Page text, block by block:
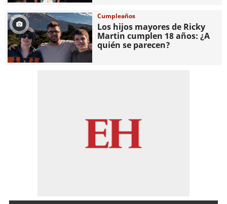
Cumpleaños
Los hijos mayores de Ricky
Martin cumplen 18 años: ¿A
quién se parecen?